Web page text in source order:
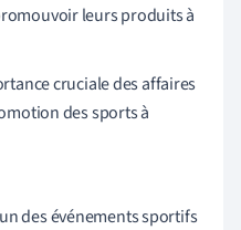
leurs produits à
cruciale des affaires
des sports à
des événements sportifs